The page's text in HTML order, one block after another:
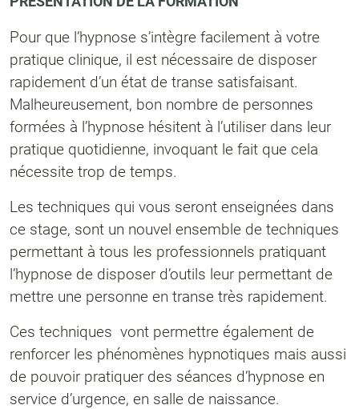
Pour que l’hypnose s’intègre facilement à votre
pratique clinique, il est nécessaire de disposer
rapidement d’un état de transe satisfaisant.
Malheureusement, bon nombre de personnes
formées à l’hypnose hésitent à l’utiliser dans leur
pratique quotidienne, invoquant le fait que cela
nécessite trop de temps.
Les techniques qui vous seront enseignées dans
ce stage, sont un nouvel ensemble de techniques
permettant à tous les professionnels pratiquant
l’hypnose de disposer d’outils leur permettant de
mettre une personne en transe très rapidement.
Ces techniques vont permettre également de
renforcer les phénomènes hypnotiques mais aussi
de pouvoir pratiquer des séances d’hypnose en
service d’urgence, en salle de naissance.